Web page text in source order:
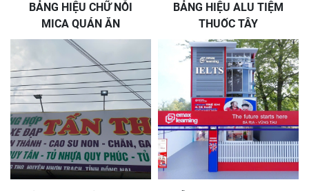
BẢNG HIỆU CHỮ NỖI
MICA QUÁN ĂN
BẢNG HIỆU ALU TIỆM
THUỐC TÂY